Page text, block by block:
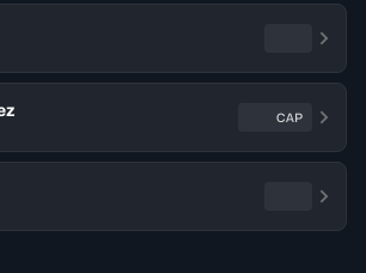
CAP